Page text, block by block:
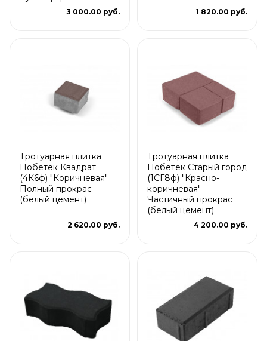
3 000.00 руб. 1 820.00 руб.
Тротуарная плитка
Нобетек Квадрат
(4К6ф) "Коричневая"
Полный прокрас
(белый цемент)
2 620.00 руб.
Тротуарная плитка
Нобетек Старый город
(1СГ8ф) "Красно-
коричневая"
Частичный прокрас
(белый цемент)
4 200.00 руб.